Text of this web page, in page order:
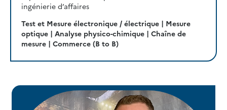
ingénierie d’affaires
Test et Mesure électronique / électrique | Mesure
optique | Analyse physico-chimique | Chaîne de
mesure | Commerce (B to B)